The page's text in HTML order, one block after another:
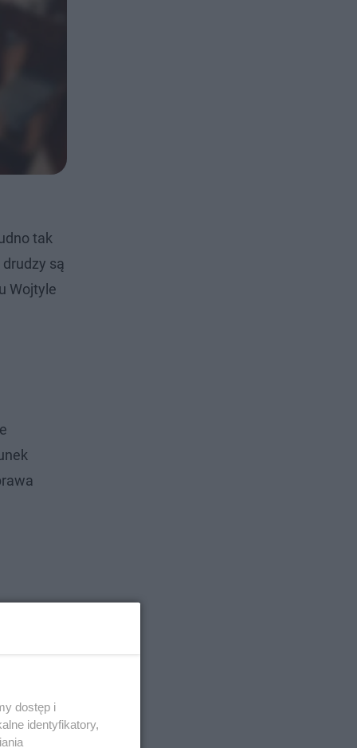
tak
są
Wojtyle
dostęp i
identyfikatory,